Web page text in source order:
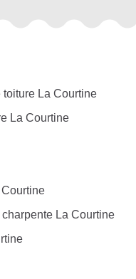
toiture La Courtine
La Courtine
La Courtine